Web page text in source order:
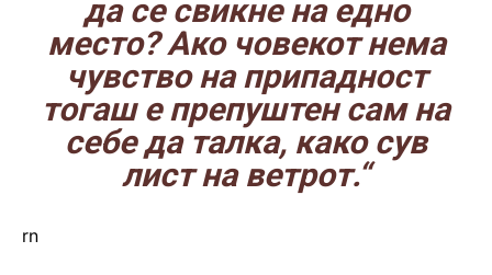
да се свикне на едно
место? Ако човекот нема
чувство на припадност
тогаш е препуштен сам на
себе да талка, како сув
лист на ветрот.“
rn